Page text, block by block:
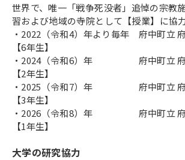
世界で、唯一「戦争死没者」追悼の宗教
習および地域の寺院として【授業】に協
・2022（令和4）年より毎年 府中町立
【6年生】
・2024（令和6）年 府中町立 府
【2年生】
・2025（令和7）年 府中町立
【3年生】
・2026（令和8）年 府中町立 府
【1年生】
大学の研究協力